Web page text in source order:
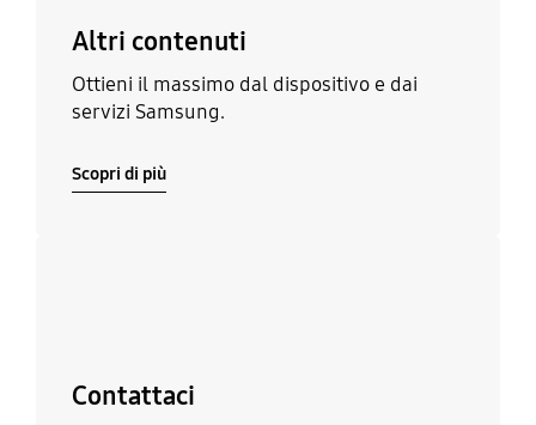
Altri contenuti
Ottieni il massimo dal dispositivo e dai
servizi Samsung.
Scopri di più
Contattaci